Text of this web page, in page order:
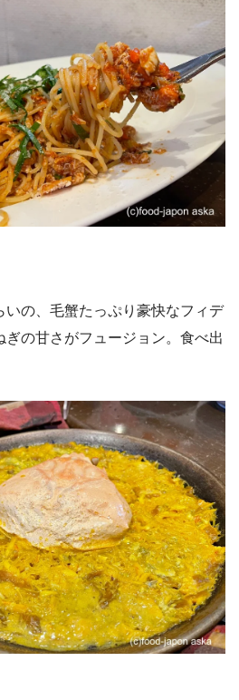
いの、毛蟹たっぷり豪快なフィデ
ぎの甘さがフュージョン。食べ出